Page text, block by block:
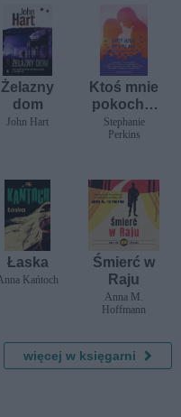
Żelazny
dom
John Hart
Ktoś mnie
pokocha.
12
wakacyjn
ń
Stephanie
Perkins
Łaska
Kańtoch
Śmierć w
Raju
Anna M.
Hoffmann
więcej w księgarni